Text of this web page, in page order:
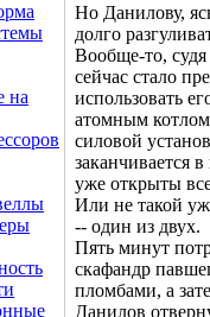
на
Но Данилову,
долго
Вообще-то,
сейчас стало
использовать
атомным
силовой
заканчивается
уже открыты
Или не такой
-- один из двух.
Пять минут
скафандр
пломбами, а
Данилов